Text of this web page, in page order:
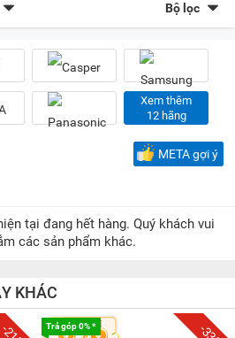
Funiki(4)
Casper(7)
Samsung(16)
dần Giá giảm dần
META gợi ý
Bộ lọc
Xem thêm
12 hãng
META gợi ý
tại đang hết hàng. Quý khách vui
các sản phẩm khác.
KHÁC
Trả góp 0% *